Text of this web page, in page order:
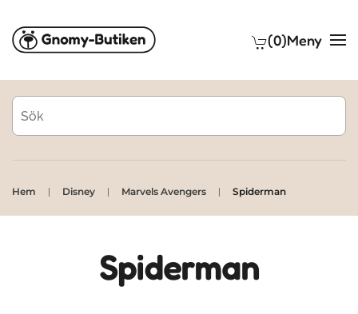
Skip to main content (0)Meny
Hem Disney Marvels Avengers Spiderman
Spiderman